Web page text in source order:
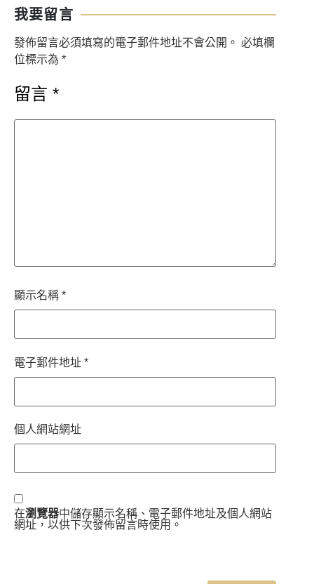
我要留言
發佈留言必須填寫的電子郵件地址不會公開。 必填欄
位標示為 *
留言 *
顯示名稱 *
電子郵件地址 *
個人網站網址
在瀏覽器中儲存顯示名稱、電子郵件地址及個人網站
網址，以供下次發佈留言時使用。